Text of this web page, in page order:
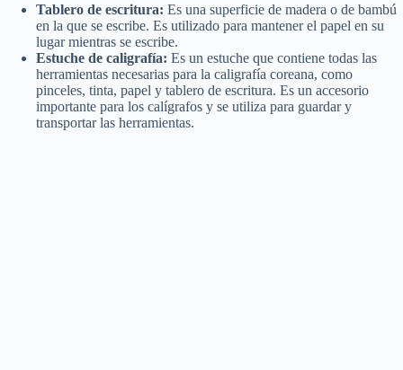
Tablero de escritura: Es una superficie de madera o de bambú
en la que se escribe. Es utilizado para mantener el papel en su
lugar mientras se escribe.
Estuche de caligrafía: Es un estuche que contiene todas las
herramientas necesarias para la caligrafía coreana, como
pinceles, tinta, papel y tablero de escritura. Es un accesorio
importante para los calígrafos y se utiliza para guardar y
transportar las herramientas.